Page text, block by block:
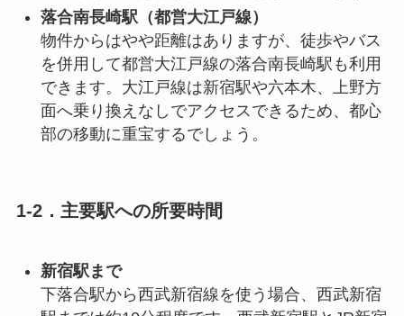
落合南長崎駅（都営大江戸線）
物件からはやや距離はありますが、徒歩やバス
を併用して都営大江戸線の落合南長崎駅も利用
できます。大江戸線は新宿駅や六本木、上野方
面へ乗り換えなしでアクセスできるため、都心
部の移動に重宝するでしょう。
1-2．主要駅への所要時間
新宿駅まで
下落合駅から西武新宿線を使う場合、西武新宿